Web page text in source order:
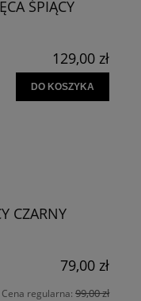
ŚPIĄCY
129,00 zł
DO KOSZYKA
CZARNY
79,00 zł
Cena regularna: 99,00 zł